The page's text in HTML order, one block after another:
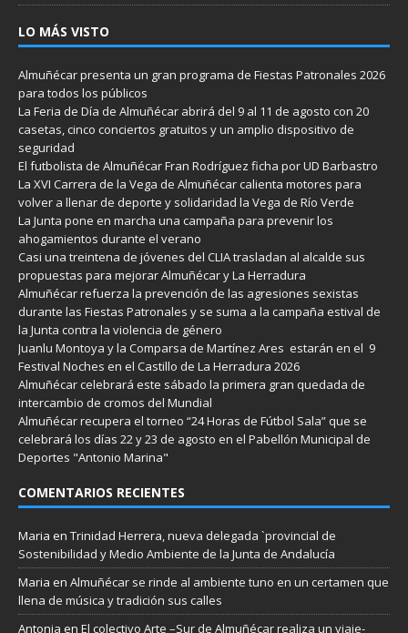
LO MÁS VISTO
Almuñécar presenta un gran programa de Fiestas Patronales 2026
para todos los públicos
La Feria de Día de Almuñécar abrirá del 9 al 11 de agosto con 20
casetas, cinco conciertos gratuitos y un amplio dispositivo de
seguridad
El futbolista de Almuñécar Fran Rodríguez ficha por UD Barbastro
La XVI Carrera de la Vega de Almuñécar calienta motores para
volver a llenar de deporte y solidaridad la Vega de Río Verde
La Junta pone en marcha una campaña para prevenir los
ahogamientos durante el verano
Casi una treintena de jóvenes del CLIA trasladan al alcalde sus
propuestas para mejorar Almuñécar y La Herradura
Almuñécar refuerza la prevención de las agresiones sexistas
durante las Fiestas Patronales y se suma a la campaña estival de
la Junta contra la violencia de género
Juanlu Montoya y la Comparsa de Martínez Ares estarán en el 9
Festival Noches en el Castillo de La Herradura 2026
Almuñécar celebrará este sábado la primera gran quedada de
intercambio de cromos del Mundial
Almuñécar recupera el torneo “24 Horas de Fútbol Sala” que se
celebrará los días 22 y 23 de agosto en el Pabellón Municipal de
Deportes "Antonio Marina"
COMENTARIOS RECIENTES
Maria en Trinidad Herrera, nueva delegada `provincial de
Sostenibilidad y Medio Ambiente de la Junta de Andalucía
Maria en Almuñécar se rinde al ambiente tuno en un certamen que
llena de música y tradición sus calles
Antonia en El colectivo Arte –Sur de Almuñécar realiza un viaje-